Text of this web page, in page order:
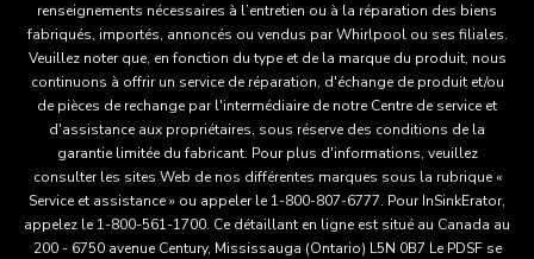
renseignements nécessaires à l’entretien ou à la réparation des biens
fabriqués, importés, annoncés ou vendus par Whirlpool ou ses filiales.
Veuillez noter que, en fonction du type et de la marque du produit, nous
continuons à offrir un service de réparation, d'échange de produit et/ou
de pièces de rechange par l'intermédiaire de notre Centre de service et
d'assistance aux propriétaires, sous réserve des conditions de la
garantie limitée du fabricant. Pour plus d'informations, veuillez
consulter les sites Web de nos différentes marques sous la rubrique «
Service et assistance » ou appeler le 1-800-807-6777. Pour InSinkErator,
appelez le 1-800-561-1700. Ce détaillant en ligne est situé au Canada au
200 - 6750 avenue Century, Mississauga (Ontario) L5N 0B7 Le PDSF se